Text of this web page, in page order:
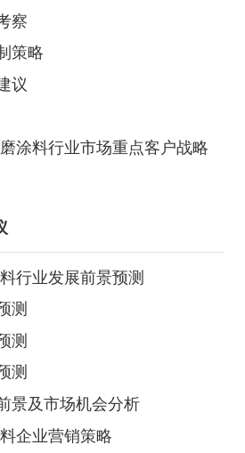
察
策略
议
涂料行业市场重点客户战略
行业发展前景预测
测
测
测
景及市场机会分析
企业营销策略